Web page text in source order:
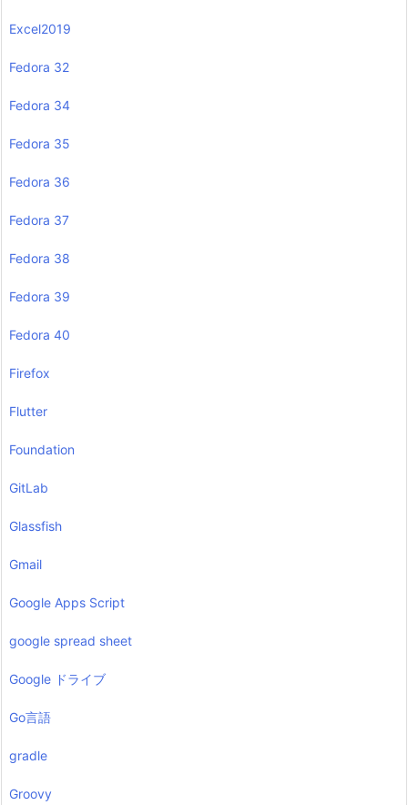
Excel2019
Fedora 32
Fedora 34
Fedora 35
Fedora 36
Fedora 37
Fedora 38
Fedora 39
Fedora 40
Firefox
Flutter
Foundation
GitLab
Glassfish
Gmail
Google Apps Script
google spread sheet
Google ドライブ
Go言語
gradle
Groovy